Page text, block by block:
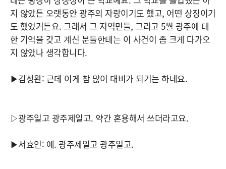
지 않았든 오랫동안 광주의 자랑이기도 했고, 어떤 상징이기
도 했었거든요. 그래서 그 지역민들, 그리고 5월 광주에 대
한 기억을 갖고 계신 분들한테는 이 사건이 좀 크게 다가오
지 않았나 생각합니다.
▶김성완: 근데 이게 참 많이 대비가 되기는 하네요.
▷광주일고 광주제일고. 약간 혼용해서 쓰더라고요.
▶서효인: 예. 광주제일고 광주일고.